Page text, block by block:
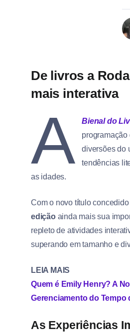
De livros a
mais interativa
A Bienal do
programação
diversões do
tendências
as idades.
Com o novo título
ediçãoainda mais sua
repleto de atividades
superando em tamanho e
LEIA MAIS
Quem é Emily Henry? A
Gerenciamento do Tempo
As Experiências